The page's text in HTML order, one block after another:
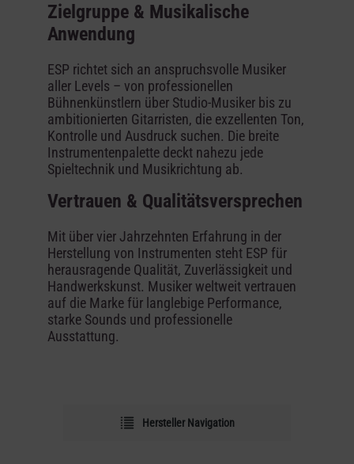
Zielgruppe & Musikalische
Anwendung
ESP richtet sich an anspruchsvolle Musiker
aller Levels – von professionellen
Bühnenkünstlern über Studio‑Musiker bis zu
ambitionierten Gitarristen, die exzellenten Ton,
Kontrolle und Ausdruck suchen. Die breite
Instrumentenpalette deckt nahezu jede
Spieltechnik und Musikrichtung ab.
Vertrauen & Qualitätsversprechen
Mit über vier Jahrzehnten Erfahrung in der
Herstellung von Instrumenten steht ESP für
herausragende Qualität, Zuverlässigkeit und
Handwerkskunst. Musiker weltweit vertrauen
auf die Marke für langlebige Performance,
starke Sounds und professionelle
Ausstattung.
Hersteller Navigation